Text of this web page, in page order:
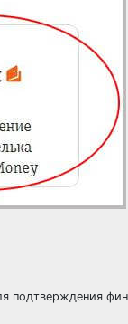
подтверждения